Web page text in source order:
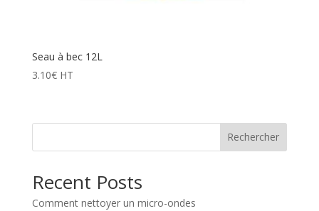
Seau à bec 12L
3.10€ HT
Rechercher
Recent Posts
Comment nettoyer un micro-ondes